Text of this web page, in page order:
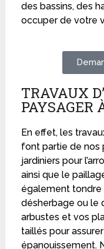
des bassins, des
occuper de votre
TRAVAUX
PAYSAGER
En effet, les
font partie de nos
jardiniers pour
ainsi que le
également
désherbage ou le
arbustes et vos
taillés pour
épanouissement.